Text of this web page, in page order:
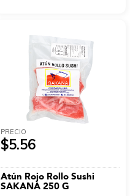
PRECIO
$5.56
Atún Rojo Rollo Sushi
SAKANA 250 G